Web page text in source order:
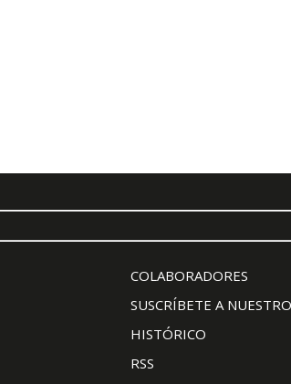
COLABORADORES
SUSCRÍBETE A
HISTÓRICO
RSS